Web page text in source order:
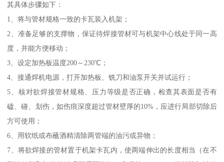
其具体步骤如下：
1、将与管材规格一致的卡瓦装入机架；
2、准备足够的支撑物，保证待焊接管材可与机架中心线处于同一高
度，并能方便移动；
3、设定加热板温度200～230℃；
4、接通焊机电源，打开加热板、铣刀和油泵开关并试运行；
5、核对欲焊接管材规格、压力等级是否正确，检查其表面是否有
磕、碰、划伤，如伤痕深度超过管材壁厚的10%，应进行局部切除后
方可使用；
6、用软纸或布蘸酒精清除两管端的油污或异物；
7、将欲焊接的管材置于机架卡瓦内，使两端伸出的长度相当（在不